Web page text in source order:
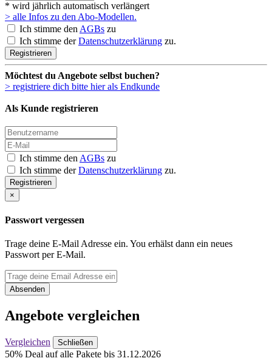
* wird jährlich automatisch verlängert
> alle Infos zu den Abo-Modellen.
Ich stimme den AGBs zu
Ich stimme derDatenschutzerklärung zu.
Registrieren
Möchtest du Angebote selbst buchen?
> registriere dich bitte hier als Endkunde
Als Kunde registrieren
Ich stimme den AGBs zu
Ich stimme derDatenschutzerklärung zu.
Registrieren
×
Passwort vergessen
Trage deine E-Mail Adresse ein. You erhälst dann ein neues
Passwort per E-Mail.
Absenden
Angebote vergleichen
Vergleichen Schließen
50% Deal auf alle Pakete bis 31.12.2026